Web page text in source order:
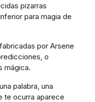
pizarras
para magia de
por Arsene
o
mágica.
palabra, una
te ocurra aparece